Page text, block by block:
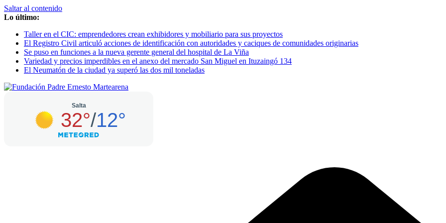
Saltar al contenido
Lo último:
Taller en el CIC: emprendedores crean exhibidores y mobiliario para sus proyectos
El Registro Civil articuló acciones de identificación con autoridades y caciques de comunidades originarias
Se puso en funciones a la nueva gerente general del hospital de La Viña
Variedad y precios imperdibles en el anexo del mercado San Miguel en Ituzaingó 134
El Neumatón de la ciudad ya superó las dos mil toneladas